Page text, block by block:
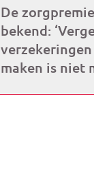
De
bekend:
maken is niet